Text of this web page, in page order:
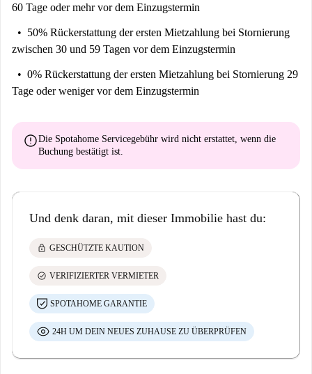
60 Tage oder mehr vor dem Einzugstermin
50% Rückerstattung der ersten Mietzahlung bei Stornierung
zwischen 30 und 59 Tagen vor dem Einzugstermin
0% Rückerstattung der ersten Mietzahlung bei Stornierung 29
Tage oder weniger vor dem Einzugstermin
errorDie Spotahome Servicegebühr wird nicht erstattet , wenn die
Buchung bestätigt ist.
Und denk daran, mit dieser Immobilie hast du:
lock GESCHÜTZTE KAUTION
check_circle VERIFIZIERTER VERMIETER
SPOTAHOME GARANTIE
24H UM DEIN NEUES ZUHAUSE ZU ÜBERPRÜFEN